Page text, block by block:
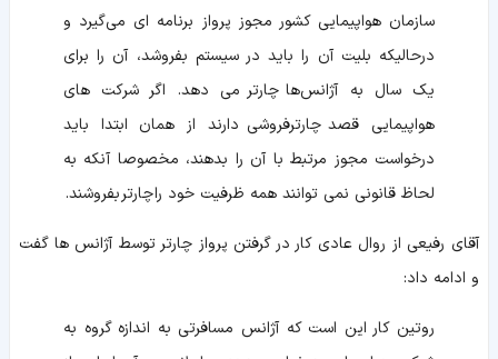
سازمان هواپیمایی کشور مجوز پرواز برنامه‌ ای می‌گیرد و
درحالیکه بلیت آن را باید در سیستم بفروشد، آن را برای
یک‌ سال به آژانس‌ها چارتر می‌ دهد. اگر شرکت‌ های
هواپیمایی قصدچارترفروشی دارند از همان ابتدا باید
درخواست مجوز مرتبط با آن را بدهند، مخصوصا آنکه به
لحاظ قانونی نمی‌ توانند همه ظرفیت خود راچارتربفروشند.
آقای رفیعی از روال عادی کار در گرفتن پرواز چارتر توسط آژانس ها گفت
و ادامه داد:
روتین کار این است که آژانس مسافرتی به اندازه گروه به